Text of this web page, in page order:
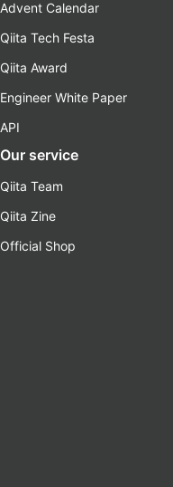
Advent Calendar
Qiita Tech Festa
Qiita Award
Engineer White Paper
API
Our service
Qiita Team
Qiita Zine
Official Shop